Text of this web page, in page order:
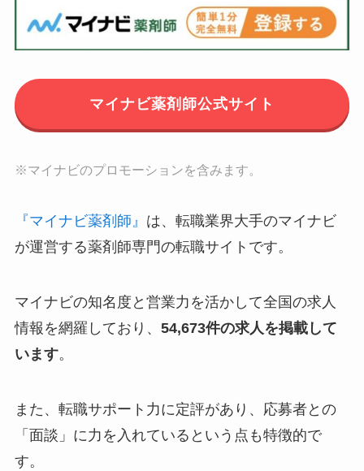
マイナビ薬剤師公式サイト
※マイナビのプロモーションを含みます。
『マイナビ薬剤師』 は、転職業界大手のマイナビ
が運営する薬剤師専門の転職サイトです。
マイナビの知名度と営業力を活かして全国の求人
情報を網羅しており、 54,673件の求人を掲載して
います。
また、転職サポート力に定評があり、応募者との
「面談」に力を入れているという点も特徴的で
す。